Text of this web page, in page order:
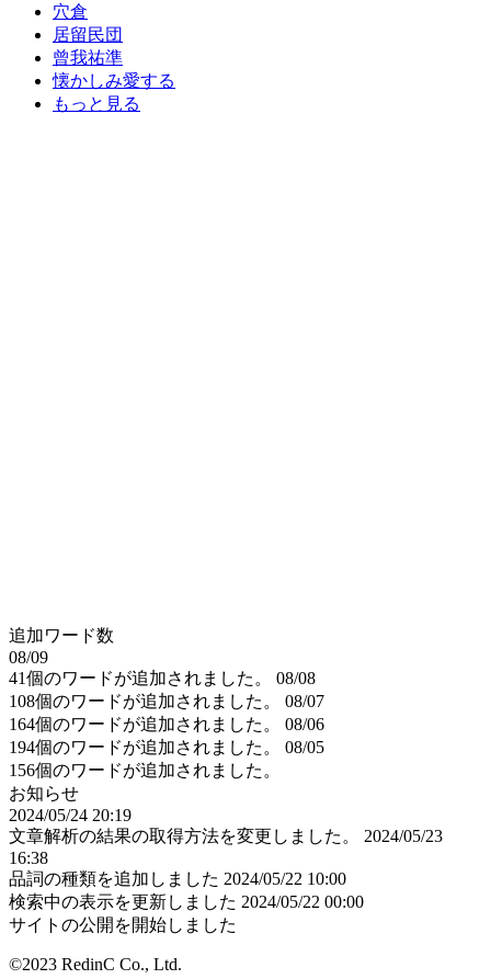
穴倉
居留民団
曾我祐準
懐かしみ愛する
もっと見る
追加ワード数
08/09
41個のワードが追加されました。
08/08
108個のワードが追加されました。
08/07
164個のワードが追加されました。
08/06
194個のワードが追加されました。
08/05
156個のワードが追加されました。
お知らせ
2024/05/24 20:19
文章解析の結果の取得方法を変更しました。
2024/05/23
16:38
品詞の種類を追加しました 2024/05/22 10:00
検索中の表示を更新しました 2024/05/22 00:00
サイトの公開を開始しました
©2023 RedinC Co., Ltd.